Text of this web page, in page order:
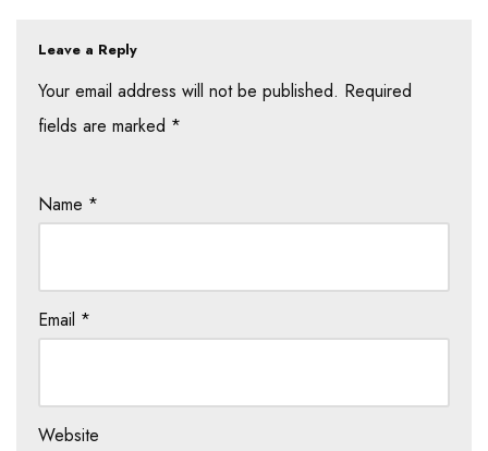
Leave a Reply
Your email address will not be published. Required
fields are marked *
Name *
Email *
Website